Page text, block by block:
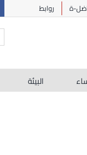
ة روابط
البيئة